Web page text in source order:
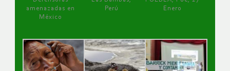
amenazadas en
México
Perú
Enero